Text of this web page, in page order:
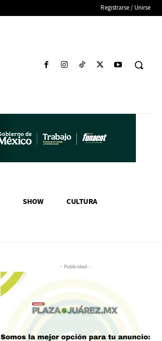
Registrarse / Unirse
SHOW CULTURA
- Publicidad -